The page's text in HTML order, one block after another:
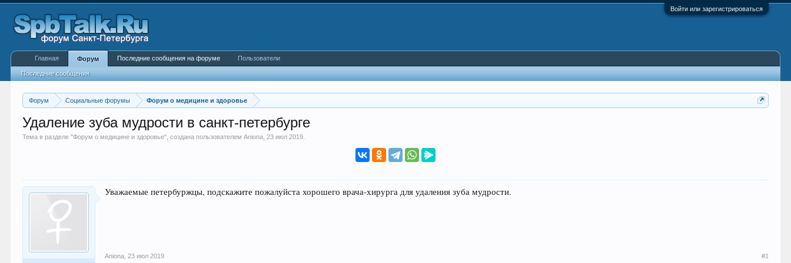
Войти или зарегистрироваться
Форум Социальные форумы Форум о медицине и здоровье
Удаление зуба мудрости в санкт-петербурге
Тема в разделе "Форум о медицине и здоровье", создана пользователемAniona ,23 июл 2019
Уважаемые петербуржцы, подскажите пожалуйста хорошего врача-хирурга для удаления зуба мудрости.
Aniona 23 июл 2019 #1
Главная Форум
Последние сообщения
Последние сообщения на форуме Пользователи